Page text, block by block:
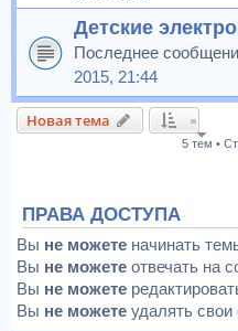
Детские
Последнее
2015, 21:44
Новая тема
5 тем •
ПРАВА ДОСТУПА
Вы не можете начинать
Вы не можете отвечать на
Вы не можете
Вы не можете удалять